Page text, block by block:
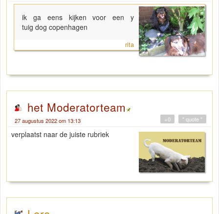
ik ga eens kijken voor een y
tuig dog copenhagen
rita
het Moderatorteam
27 augustus 2022 om 13:13 " quote "
+0
verplaatst naar de juiste rubriek